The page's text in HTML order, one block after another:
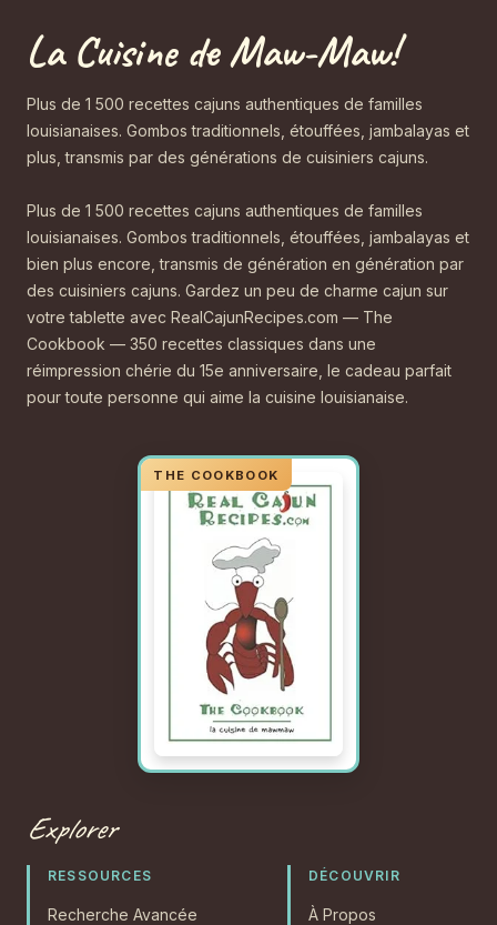
La Cuisine de Maw-Maw!
Plus de 1 500 recettes cajuns authentiques de familles
louisianaises. Gombos traditionnels, étouffées, jambalayas et
plus, transmis par des générations de cuisiniers cajuns.
Plus de 1 500 recettes cajuns authentiques de familles
louisianaises. Gombos traditionnels, étouffées, jambalayas et
bien plus encore, transmis de génération en génération par
des cuisiniers cajuns. Gardez un peu de charme cajun sur
votre tablette avec RealCajunRecipes.com — The
Cookbook — 350 recettes classiques dans une
réimpression chérie du 15e anniversaire, le cadeau parfait
pour toute personne qui aime la cuisine louisianaise.
Explorer
RESSOURCES
Recherche Avancée
DÉCOUVRIR
À Propos